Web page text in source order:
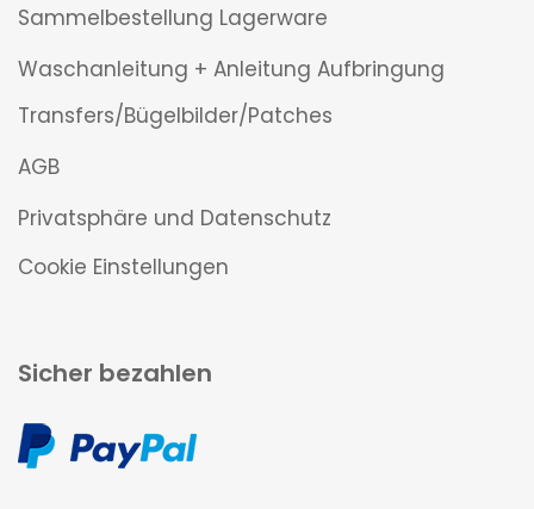
Sammelbestellung Lagerware
Waschanleitung + Anleitung Aufbringung
Transfers/Bügelbilder/Patches
AGB
Privatsphäre und Datenschutz
Cookie Einstellungen
Sicher bezahlen